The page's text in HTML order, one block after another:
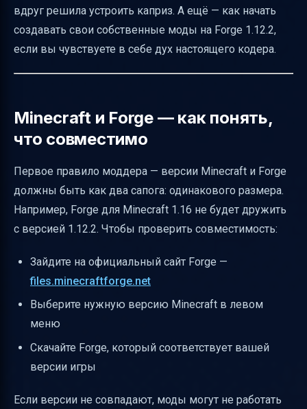
Управление большим количеством модов и
производительность
Начинаем создавать свои моды на Forge
Практические советы для моддеров
Визуальное руководство и структура статьи
Полезные ссылки
вдруг решила устроить каприз. А ещё — как начать
создавать свои собственные моды на Forge 1.12.2,
если вы чувствуете в себе дух настоящего кодера.
Minecraft и Forge — как понять,
что совместимо
Первое правило моддера — версии Minecraft и Forge
должны быть как два сапога: одинакового размера.
Например, Forge для Minecraft 1.16 не будет дружить
с версией 1.12.2. Чтобы проверить совместимость:
Зайдите на официальный сайт Forge —
files.minecraftforge.net
Выберите нужную версию Minecraft в левом
меню
Скачайте Forge, который соответствует вашей
версии игры
Если версии не совпадают, моды могут не работать